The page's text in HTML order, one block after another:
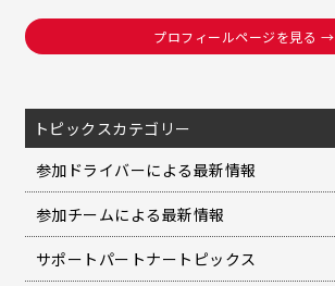
プロフィールページを見る →
トピックスカテゴリー
参加ドライバーによる最新情報
参加チームによる最新情報
サポートパートナートピックス